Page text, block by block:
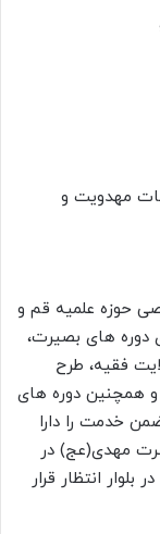
با موضوعات مهدویت و
حوزه علمیه قم و
دوره های بصیرت،
فقیه، طرح
و همچنین دوره های
خدمت را دارا
مهدی(عج) در
انتظار قرار